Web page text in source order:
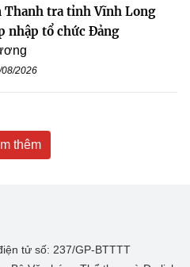
Thanh tra tỉnh Vĩnh Long
nhập tổ chức Đảng
2026
thêm
tử số: 237/GP-BTTTT